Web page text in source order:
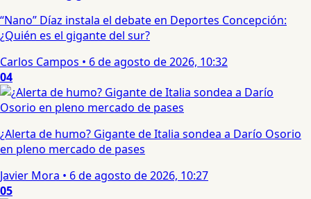
“Nano” Díaz instala el debate en Deportes Concepción:
¿Quién es el gigante del sur?
Carlos Campos • 6 de agosto de 2026, 10:32
04
¿Alerta de humo? Gigante de Italia sondea a Darío Osorio
en pleno mercado de pases
Javier Mora • 6 de agosto de 2026, 10:27
05